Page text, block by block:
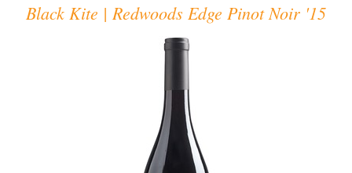
Black Kite | Redwoods Edge Pinot Noir '15